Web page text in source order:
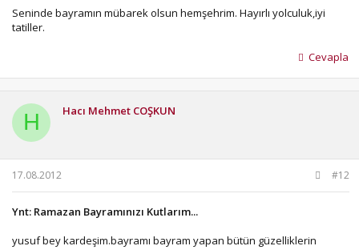
Seninde bayramın mübarek olsun hemşehrim. Hayırlı yolculuk,iyi
tatiller.
Cevapla
H Hacı Mehmet COŞKUN
17.08.2012 #12
Ynt: Ramazan Bayramınızı Kutlarım...
yusuf bey kardeşim.bayramı bayram yapan bütün güzelliklerin